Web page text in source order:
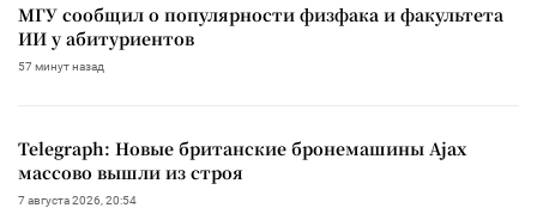
МГУ сообщил о популярности физфака и факультета
ИИ у абитуриентов
57 минут назад
Telegraph: Новые британские бронемашины Ajax
массово вышли из строя
7 августа 2026, 20:54